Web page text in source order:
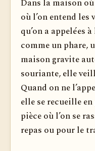
Dans la maison
où l’on entend les
qu’on a appelées
comme un phare,
maison gravite
souriante, elle
Quand on ne
elle se recueille
pièce où l’on se
repas ou pour le